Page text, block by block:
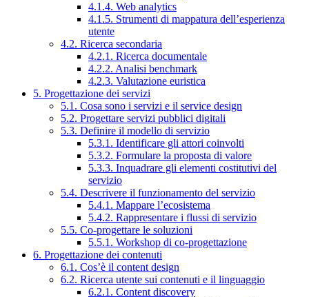
4.1.4. Web analytics
4.1.5. Strumenti di mappatura dell’esperienza
utente
4.2. Ricerca secondaria
4.2.1. Ricerca documentale
4.2.2. Analisi benchmark
4.2.3. Valutazione euristica
5. Progettazione dei servizi
5.1. Cosa sono i servizi e il service design
5.2. Progettare servizi pubblici digitali
5.3. Definire il modello di servizio
5.3.1. Identificare gli attori coinvolti
5.3.2. Formulare la proposta di valore
5.3.3. Inquadrare gli elementi costitutivi del
servizio
5.4. Descrivere il funzionamento del servizio
5.4.1. Mappare l’ecosistema
5.4.2. Rappresentare i flussi di servizio
5.5. Co-progettare le soluzioni
5.5.1. Workshop di co-progettazione
6. Progettazione dei contenuti
6.1. Cos’è il content design
6.2. Ricerca utente sui contenuti e il linguaggio
6.2.1. Content discovery